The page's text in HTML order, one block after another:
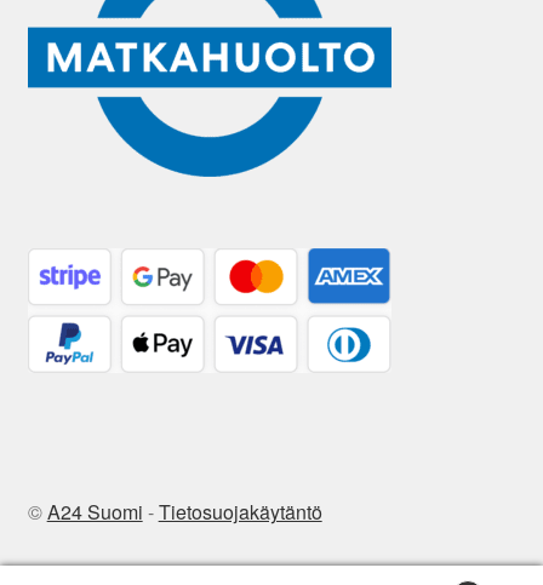
©A24 Suomi -Tietosuojakäytäntö